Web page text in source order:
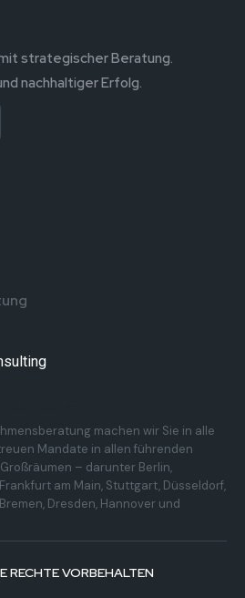
strategischer Beratung.
nachhaltiger Erfolg.
machen wir Sie in alle
Mandate in allen führenden
– darunter Berlin,
am Main, Stuttgart, Düsseldorf,
Dresden, Hannover und
VORBEHALTEN